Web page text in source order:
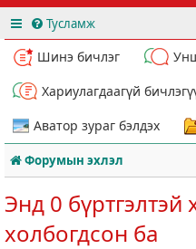
Тусламж
Шинэ бичлэг
Хариулагдаагүй
Аватор зураг бэлдэх
Форумын эхлэл
Энд 0 бүртгэлтэй
холбогдсон ба